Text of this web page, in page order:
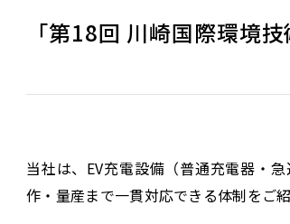
「第18回 川崎国際環境
当社は、EV充電設備（普通充電器・
作・量産まで一貫対応できる体制をご紹